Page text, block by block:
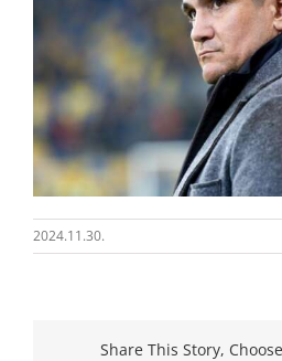
2024.11.30.
Share This Story,